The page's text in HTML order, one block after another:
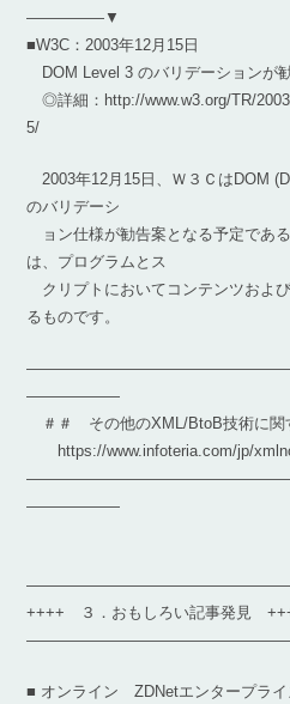
―――――▼
■W3C：2003年12月15日
DOM Level 3 のバリデーションが
◎詳細：http://www.w3.org/TR/
5/
2003年12月15日、Ｗ３ＣはDOM
のバリデーシ
ョン仕様が勧告案となる予定であ
は、プログラムとス
クリプトにおいてコンテンツおよ
るものです。
――――――
＃＃ その他のXML/BtoB技術に関
https://www.infoteria.com/jp/
――――――
++++ ３．おもしろい記事発見
■ オンライン ZDNetエンタープライ